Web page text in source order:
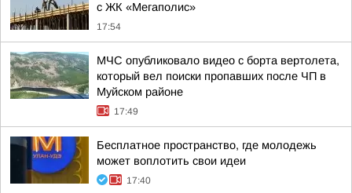
с ЖК «Мегаполис»
17:54
МЧС опубликовало видео с борта вертолета,
который вел поиски пропавших после ЧП в
Муйском районе
17:49
Бесплатное пространство, где молодежь
может воплотить свои идеи
17:40